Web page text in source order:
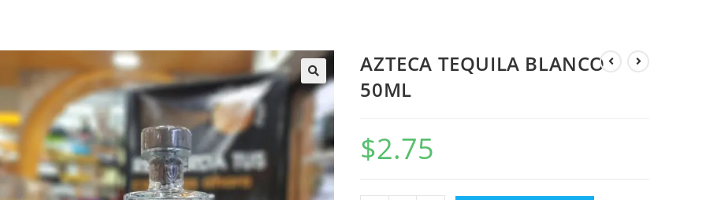
AZTECA TEQUILA BLANCO
50ML
$2.75